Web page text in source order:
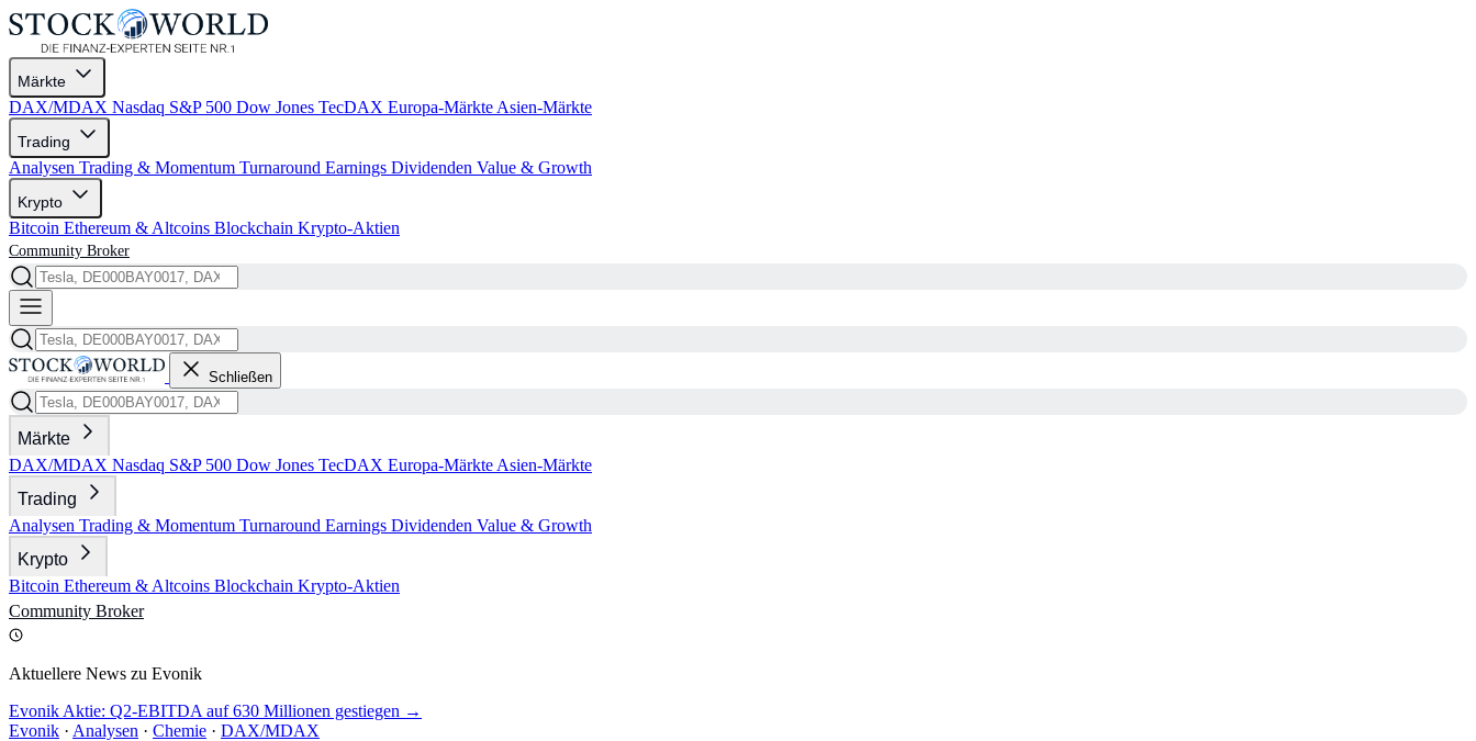
Märkte
DAX/MDAX Nasdaq S&P 500 Dow Jones TecDAX Europa-Märkte Asien-Märkte
Trading
Analysen Trading & Momentum Turnaround Earnings Dividenden Value & Growth
Krypto
Bitcoin Ethereum & Altcoins Blockchain Krypto-Aktien
Community Broker
Schließen
Märkte
DAX/MDAX Nasdaq S&P 500 Dow Jones TecDAX Europa-Märkte Asien-Märkte
Trading
Analysen Trading & Momentum Turnaround Earnings Dividenden Value & Growth
Krypto
Bitcoin Ethereum & Altcoins Blockchain Krypto-Aktien
Community Broker
Aktuellere News zu Evonik
Evonik Aktie: Q2-EBITDA auf 630 Millionen gestiegen →
Evonik · Analysen · Chemie · DAX/MDAX